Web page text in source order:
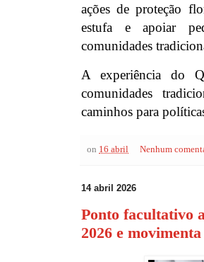
ações de proteção
estufa e apoiar
comunidades
A experiência do
comunidades
caminhos para
on 16 abril Nenhum
14 abril 2026
Ponto facultativo
2026 e